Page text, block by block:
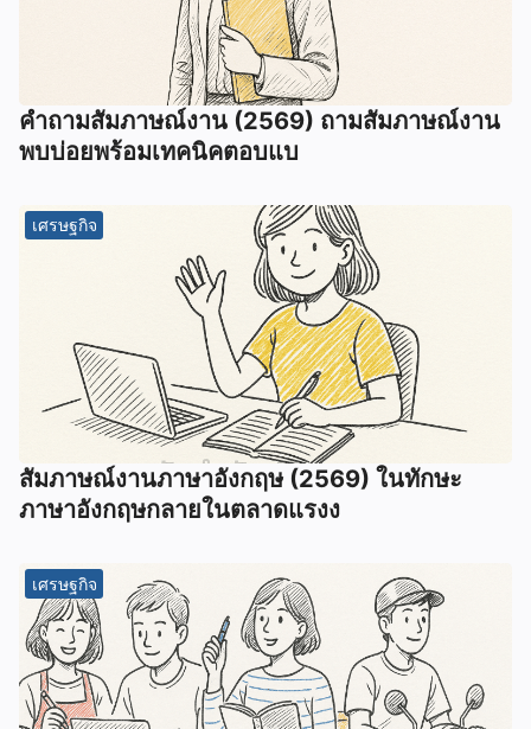
คำถามสัมภาษณ์งาน (2569) ถามสัมภาษณ์งาน
พบบ่อยพร้อมเทคนิคตอบแบ
เศรษฐกิจ
สัมภาษณ์งานภาษาอังกฤษ (2569) ในทักษะ
ภาษาอังกฤษกลายในตลาดแรงง
เศรษฐกิจ